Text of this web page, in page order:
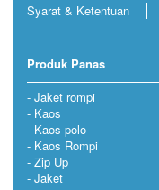
Syarat & Ketentuan
Produk Panas
Jaket rompi
Kaos
Kaos polo
Kaos Rompi
Zip Up
Jaket